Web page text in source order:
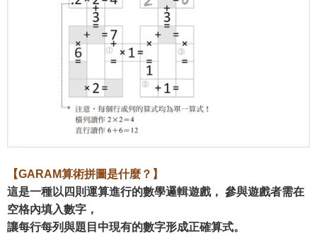
【GARAM算術拼圖是什麼？】
這是一種以四則運算進行的數學邏輯遊戲， 參與遊戲者需在
空格內填入數字，
讓每行每列與題目中現有的數字形成正確算式。